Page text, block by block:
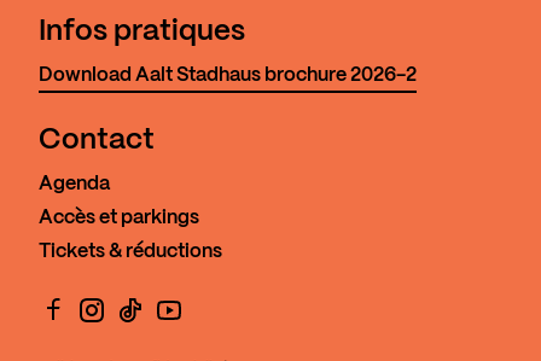
Infos pratiques
Download Aalt Stadhaus brochure 2026-2
Contact
Agenda
Accès et parkings
Tickets & réductions